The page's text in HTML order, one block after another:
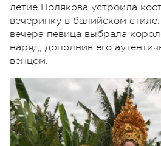
летие Полякова устроила
вечеринку в балийском
вечера певица выбрала
наряд, дополнив его
венцом.